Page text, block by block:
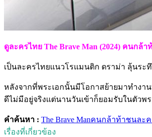
ดูละครไทย The Brave Man (2024) คนกล้า
เป็นละครไทยแนวโรแมนติก ดราม่า ลุ้นระ
หลังจากที่พระเอกนั้นมีโอกาสย้ายมาทำงา
ดีไม่มีอยู่จริงแต่นานวันเข้าก็ยอมรับในตัวพ
คำค้นหา : The Brave Manคนกล้าท้าชนละ
เรื่องที่เกี่ยวข้อง